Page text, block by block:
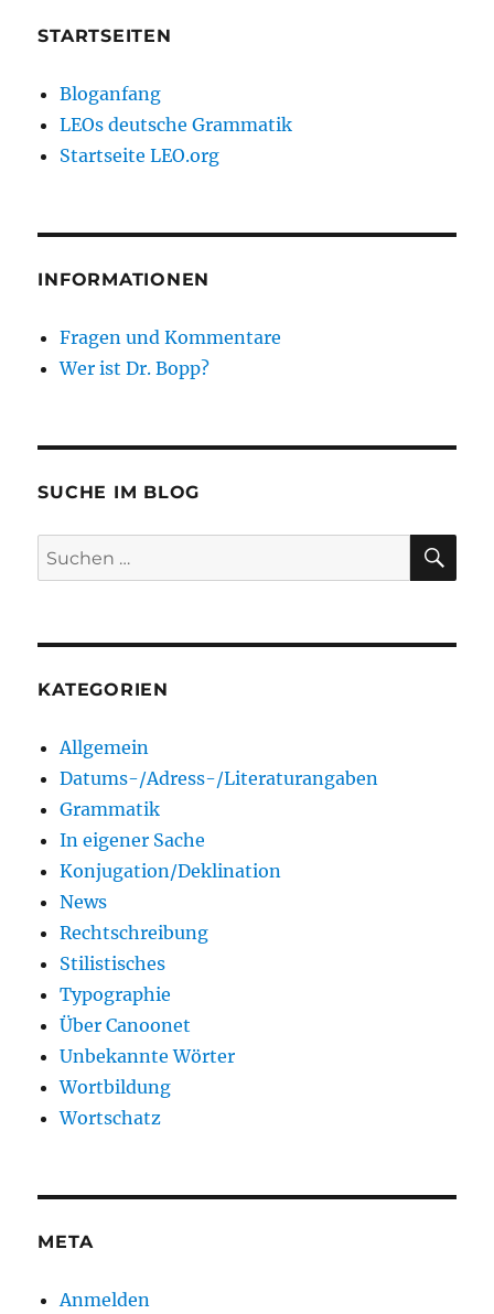
STARTSEITEN
Bloganfang
LEOs deutsche Grammatik
Startseite LEO.org
INFORMATIONEN
Fragen und Kommentare
Wer ist Dr. Bopp?
SUCHE IM BLOG
Suchen
nach:
KATEGORIEN
Allgemein
Datums-/Adress-/Literaturangaben
Grammatik
In eigener Sache
Konjugation/Deklination
News
Rechtschreibung
Stilistisches
Typographie
Über Canoonet
Unbekannte Wörter
Wortbildung
Wortschatz
META
Anmelden